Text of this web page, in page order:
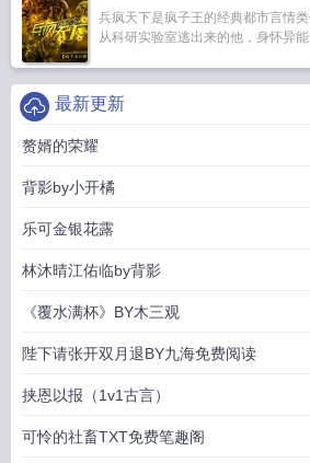
兵疯天下是疯子王的经典都市言情
从科研实验室逃出来的他，身怀异
最新更新
赘婿的荣耀
背影by小开橘
乐可金银花露
林沐晴江佑临by背影
《覆水满杯》BY木三观
陛下请张开双月退BY九海免费阅读
挟恩以报（1v1古言）
可怜的社畜TXT免费笔趣阁